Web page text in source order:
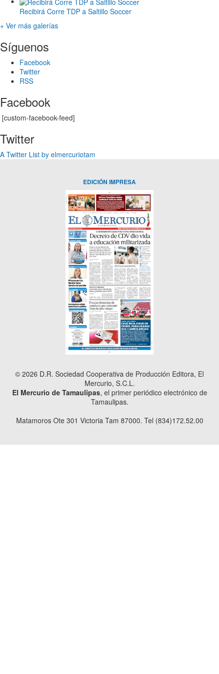
Recibirá Corre TDP a Saltillo Soccer
+ Ver más galerías
Síguenos
Facebook
Twitter
RSS
Facebook
[custom-facebook-feed]
Twitter
A Twitter List by elmercuriotam
EDICIÓN IMPRESA
© 2026 D.R. Sociedad Cooperativa de Producción Editora, El
Mercurio, S.C.L.
El Mercurio de Tamaulipas, el primer periódico electrónico de
Tamaulipas.
Matamoros Ote 301 Victoria Tam 87000. Tel (834)172.52.00